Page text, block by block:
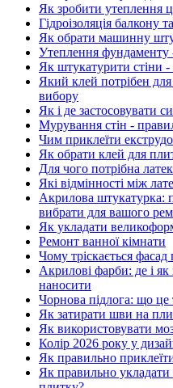
Як зробити утеплення
Гідроізоляція балкону
Як обрати машинну
Утеплення фундаменту
Як штукатурити стіни -
Який клей потрібен
вибору
Як і де застосовувати
Мурування стін -
Чим приклеїти
Як обрати клей для
Для чого потрібна
Які відмінності між
Акрилова штукатурка:
вибрати для вашого
Як укладати
Ремонт ванної кімнати
Чому тріскається фасад
Акрилові фарби: де і як
наносити
Чорнова підлога: що це
Як затирати шви на
Як використовувати
Колір 2026 року у
Як правильно
Як правильно укладати